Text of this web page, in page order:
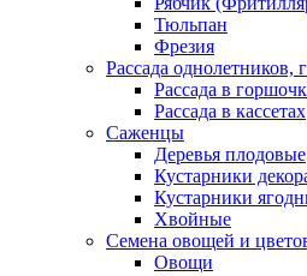
Тюльпан
Фрезия
Рассада
Рассада в
Рассада в кассетах
Саженцы
Деревья плодовые
Кустарники
Кустарники
Хвойные
Семена овощей и
Овощи